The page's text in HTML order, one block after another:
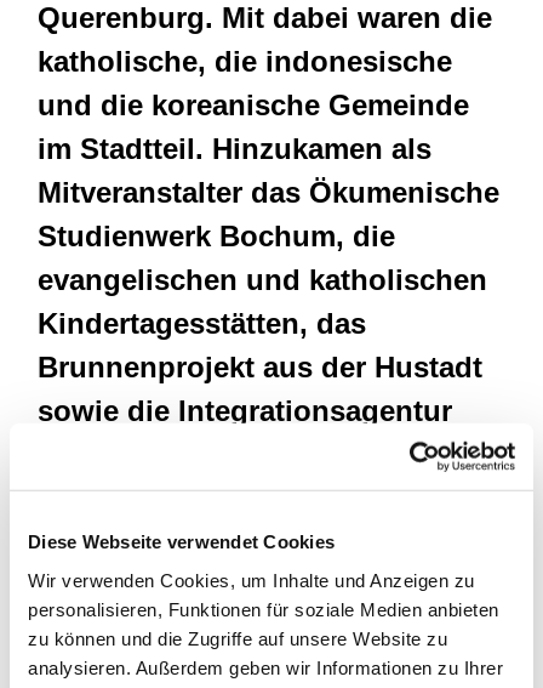
Diese Webseite verwendet Cookies
Wir verwenden Cookies, um Inhalte und Anzeigen zu
personalisieren, Funktionen für soziale Medien anbieten
zu können und die Zugriffe auf unsere Website zu
analysieren. Außerdem geben wir Informationen zu Ihrer
Querenburg. Mit dabei waren die
katholische, die indonesische
und die koreanische Gemeinde
im Stadtteil. Hinzukamen als
Mitveranstalter das Ökumenische
Studienwerk Bochum, die
evangelischen und katholischen
Kindertagesstätten, das
Brunnenprojekt aus der Hustadt
sowie die Integrationsagentur
Thomaszentrum ihren Sitz hat.
Das gemeinsame Motto:
"Christen laden ein".
Die Besucherinnen und Besucher erwartete ein